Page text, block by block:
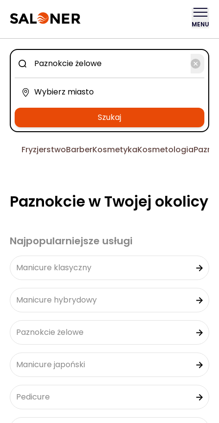
MENU
Szukaj
FryzjerstwoBarberKosmetykaKosmetologia
Paznokcie w Twojej okolicy
Najpopularniejsze usługi
Manicure klasyczny
Manicure hybrydowy
Paznokcie żelowe
Manicure japoński
Pedicure